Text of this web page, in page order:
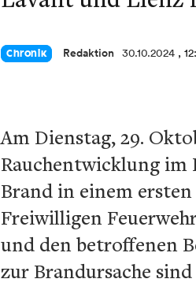
Chronik Redaktion 30.10.2024 ,
Am Dienstag, 29.
Rauchentwicklung
Brand in einem
Freiwilligen
und den betroffenen
zur Brandursache